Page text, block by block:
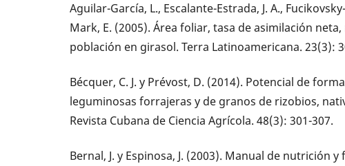
Aguilar-García, L., Escalante-Estrada, J. A.,
Mark, E. (2005). Área foliar, tasa de asimilación
población en girasol. Terra Latinoamericana. 23(3):
Bécquer, C. J. y Prévost, D. (2014). Potencial de
leguminosas forrajeras y de granos de rizobios,
Revista Cubana de Ciencia Agrícola. 48(3): 301-307.
Bernal, J. y Espinosa, J. (2003). Manual de nutrición